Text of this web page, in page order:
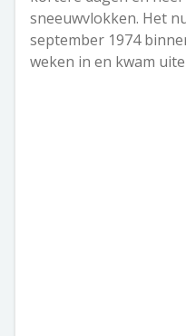
sneeuwvlokken. Het
september 1974
weken in en kwam